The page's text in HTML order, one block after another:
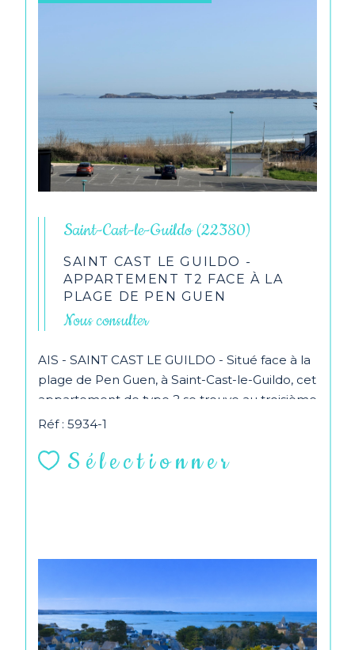
Saint-Cast-le-Guildo (22380)
SAINT CAST LE GUILDO -
APPARTEMENT T2 FACE À LA
PLAGE DE PEN GUEN
Nous consulter
AIS - SAINT CAST LE GUILDO - Situé face à la
plage de Pen Guen, à Saint-Cast-le-Guildo, cet
appartement de type 2 se trouve au troisième
et... Les...
Réf : 5934-1
Sélectionner